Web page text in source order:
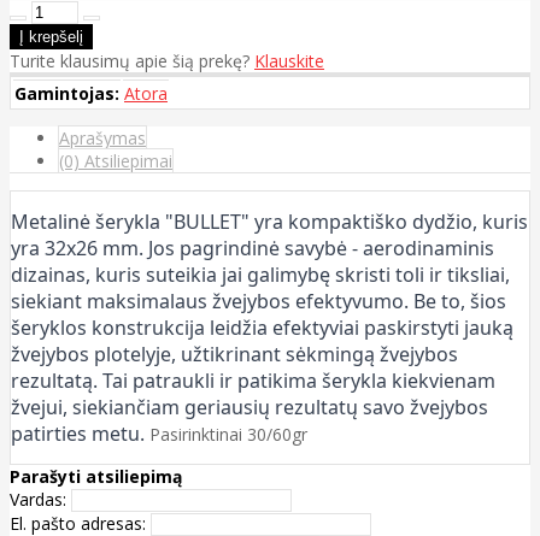
Turite klausimų apie šią prekę? Klauskite
Gamintojas: Atora
Aprašymas
(0) Atsiliepimai
Metalinė šerykla "BULLET" yra kompaktiško dydžio, kuris
yra 32x26 mm. Jos pagrindinė savybė - aerodinaminis
dizainas, kuris suteikia jai galimybę skristi toli ir tiksliai,
siekiant maksimalaus žvejybos efektyvumo. Be to, šios
šeryklos konstrukcija leidžia efektyviai paskirstyti jauką
žvejybos plotelyje, užtikrinant sėkmingą žvejybos
rezultatą. Tai patraukli ir patikima šerykla kiekvienam
žvejui, siekiančiam geriausių rezultatų savo žvejybos
patirties metu. Pasirinktinai 30/60gr
Parašyti atsiliepimą
Vardas:
El. pašto adresas: